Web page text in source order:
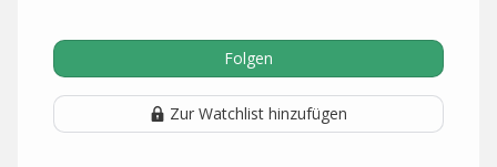
Folgen
Zur Watchlist hinzufügen